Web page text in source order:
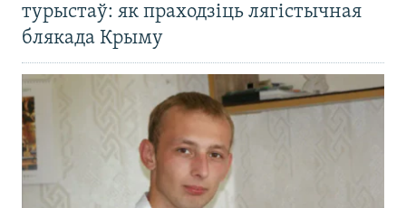
турыстаў: як праходзіць лягістычная
блякада Крыму